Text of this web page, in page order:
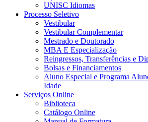
UNISC Idiomas
Processo Seletivo
Vestibular
Vestibular Complementar
Mestrado e Doutorado
MBA E Especialização
Reingressos, Transferências e
Bolsas e Financiamentos
Aluno Especial e Programa
Idade
Serviços Online
Biblioteca
Catálogo Online